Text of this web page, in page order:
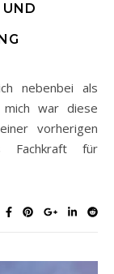
war diese
vorherigen
Fachkraft für